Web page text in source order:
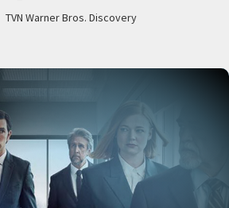
TVN Warner Bros. Discovery